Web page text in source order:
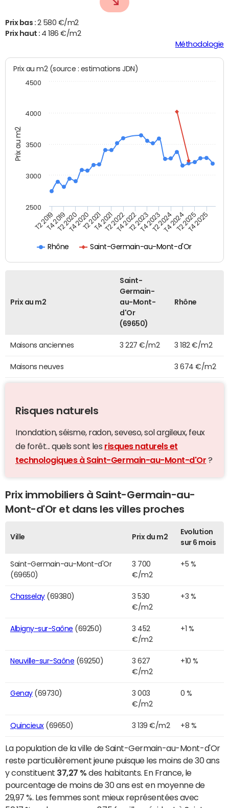
Prix bas : 2 580 €/m2
Prix haut : 4 186 €/m2
Méthodologie
Prix au m2
Prix au m2 (source : estimations JDN)
Rhône Saint-Germain-au-Mont-d'Or
T2 2019T4 2019T2 2020T4 2020T2 2021T4 2021T2 2022T4 2022T2 2023T4 2023T2 2024T4 2024T2 2025T4 2025
2500
3000
3500
4000
4500
Prix au m2
Saint-
Germain-
au-Mont-
d'Or
(69650)
Rhône
Maisons anciennes 3 227 €/m2 3 182 €/m2
Maisons neuves 3 674 €/m2
Risques naturels
Inondation, séisme, radon, seveso, sol argileux, feux
de forêt... quels sont les risques naturels et
technologiques à Saint-Germain-au-Mont-d'Or ?
Prix immobiliers à Saint-Germain-au-
Mont-d'Or et dans les villes proches
Ville Prix du m2
Evolution
sur 6 mois
Saint-Germain-au-Mont-d'Or
(69650)
3 700
€/m2
+5 %
Chasselay(69380)
3 530
€/m2
+3 %
Albigny-sur-Saône (69250)
3 452
€/m2
+1 %
Neuville-sur-Saône (69250)
3 627
€/m2
+10 %
Genay(69730)
3 003
€/m2
0 %
Quincieux(69650) 3 139 €/m2 +8 %
La population de la ville de Saint-Germain-au-Mont-d'Or
reste particulièrement jeune puisque les moins de 30 ans
y constituent 37,27 % des habitants. En France, le
pourcentage de moins de 30 ans est en moyenne de
29,97 %. Les femmes sont mieux représentées avec